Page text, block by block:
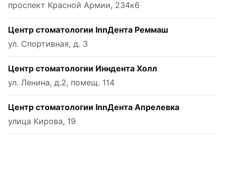
проспект Красной Армии, 234к6
Центр стоматологии InnДента Реммаш
ул. Спортивная, д. 3
Центр стоматологии Инндента Холл
ул. Ленина, д.2, помещ. 114
Центр стоматологии InnДента Апрелевка
улица Кирова, 19